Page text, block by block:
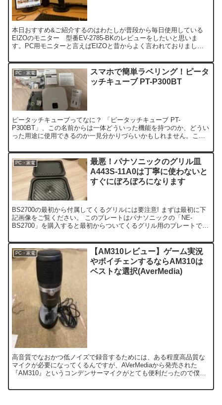
本日おすすめ&ご紹介するのはわたしが普段から毎日使用している
EIZOのモニター 型番EV-2785-BKのレビューをしたいと思いま
す。PC用モニターと言えばEIZOと昔からよく言われておりました
PC・家電
スマホで簡単ラベリング！ピータ
ッチキューブ PT-P300BT
ピータッチキューブってなに？ 「ピータッチキューブ PT-
P300BT」、この名前からは一体どういった機能を持つのか、どうい
った用途に使用できるのか一見分かりづらいかもしれません。この
PC・家電
最悪！パナソニックのグリル皿
A443S-11A0は丁寧に使わないと
すぐにぼろぼろになります
BS2700の最初から付属してくるグリルには要注意! まずは最初に下
記画像をご覧ください。 このプレートはパナソニックの「NE-
BS2700」を購入すると最初からついてくるグリル用のプレートです
PC・家電
【AM310レビュー】ゲーム実況
やボイチェンするならAM310は
ベストな選択(AverMedia)
高音質でなおかつ低ノイズで録音するためには、ある程度高品質な
マイクが必要になってくるんですが、AVerMediaから発売された
『AM310』というコンデンサーマイクがとても便利だったので僕も